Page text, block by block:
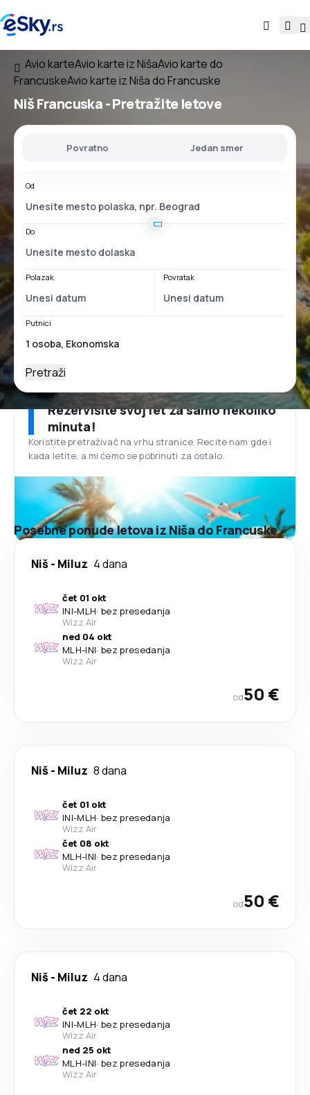
Avio karteAvio karte iz NišaAvio karte do
FrancuskeAvio karte iz Niša do Francuske
Niš Francuska- Pretražite letove
Povratno Jedan smer
Od
Do
Polazak Povratak
Putnici
Pretraži
Rezervišite svoj let za samo nekoliko
minuta!
Koristite pretraživač na vrhu stranice. Recite nam gde i
kada letite, a mi ćemo se pobrinuti za ostalo.
Posebne ponude letova iz Niša do Francuske
Niš - Miluz 4 dana
čet 01 okt
INI-MLH· bez presedanja
Wizz Air
ned 04 okt
MLH-INI· bez presedanja
Wizz Air
od50 €
Niš - Miluz 8 dana
čet 01 okt
INI-MLH· bez presedanja
Wizz Air
čet 08 okt
MLH-INI· bez presedanja
Wizz Air
od50 €
Niš - Miluz 4 dana
čet 22 okt
INI-MLH· bez presedanja
Wizz Air
ned 25 okt
MLH-INI· bez presedanja
Wizz Air